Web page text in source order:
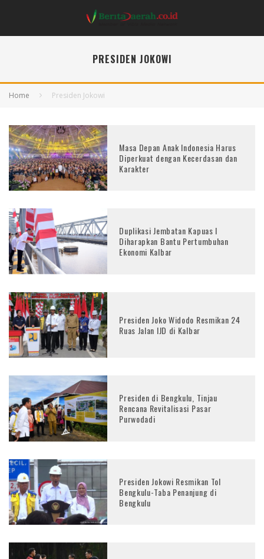
PRESIDEN JOKOWI
Home Presiden Jokowi
Masa Depan Anak Indonesia Harus
Diperkuat dengan Kecerdasan dan
Karakter
Duplikasi Jembatan Kapuas I
Diharapkan Bantu Pertumbuhan
Ekonomi Kalbar
Presiden Joko Widodo Resmikan 24
Ruas Jalan IJD di Kalbar
Presiden di Bengkulu, Tinjau
Rencana Revitalisasi Pasar
Purwodadi
Presiden Jokowi Resmikan Tol
Bengkulu-Taba Penanjung di
Bengkulu